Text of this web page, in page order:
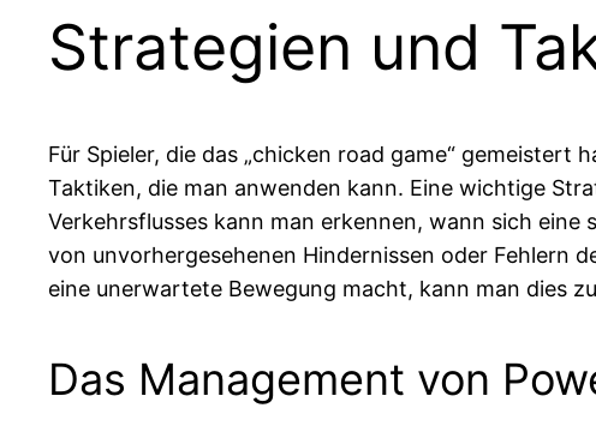
Strategien und
Für Spieler, die das „chicken road game“ gemeistert
Taktiken, die man anwenden kann. Eine wichtige
Verkehrsflusses kann man erkennen, wann sich
von unvorhergesehenen Hindernissen oder Fehlern
eine unerwartete Bewegung macht, kann man dies
Das Management von